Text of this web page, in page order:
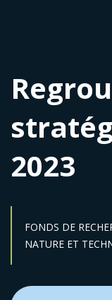
2023
FONDS DE
Secteur :
NATURE ET